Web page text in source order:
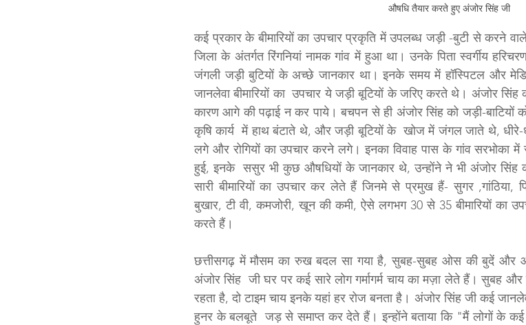
औषधि तैयार करते हुए अंजोर सिंह जी
कई प्रकार के बीमारियों का उपचार प्रकृति में उपलब्ध जड़ी -बुटी से करने
जिला के अंतर्गत रिंगनियां नामक गांव में हुआ था। उनके पिता स्वर्गीय
जंगली जड़ी बुटियों के अच्छे जानकार था। इनके समय में हॉस्पिटल और
जानलेवा बीमारियों का  उपचार ये जड़ी बूटियों के जरिए करते थे। अंजोर सिंह
कारण आगे की पढ़ाई न कर पाये। बचपन से ही अंजोर सिंह को जड़ी-बाटियों
कृषि कार्य  में हाथ बंटाते थे, और जड़ी बूटियों के  खोज में जंगल जाते थे, धीरे-
लगे और रोगियों का उपचार करने लगे। इनका विवाह पास के गांव सरभोका
हुई, इनके  ससुर भी कुछ औषधियों के जानकार थे, उन्होंने ने भी अंजोर सिंह
सारी बीमारियों का उपचार कर लेते हैं जिनमे से प्रमुख हैं- सुगर ,गांठिया,
बुखार, टी वी, कमजोरी, खून की कमी, ऐसे लगभग 30 से 35 बीमारियों का
करते हैं।
छत्तीसगढ़ में मौसम का रुख बदल सा गया है, सुबह-सुबह ओस की बुदें और
अंजोर सिंह  जी घर पर कई सारे लोग गर्मागर्म चाय का मज़ा लेते हैं। सुबह और
रहता है, दो टाइम चाय इनके यहां हर रोज बनता है। अंजोर सिंह जी कई
हुनर के बलबूते  जड़ से समाप्त कर देते हैं। इन्होंने बताया कि "मैं लोगों के कई